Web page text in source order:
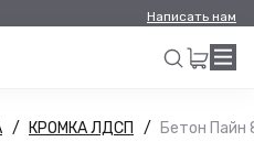
Написать нам
Искать
КРОМКА ЛДСП Бетон Пайн